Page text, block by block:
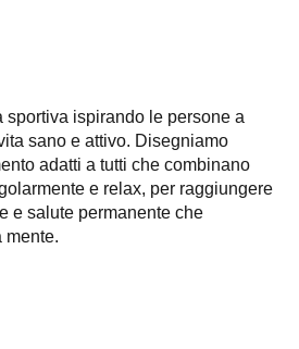
sportiva ispirando le persone a
sano e attivo. Disegniamo
adatti a tutti che combinano
e relax, per raggiungere
e salute permanente che
mente.